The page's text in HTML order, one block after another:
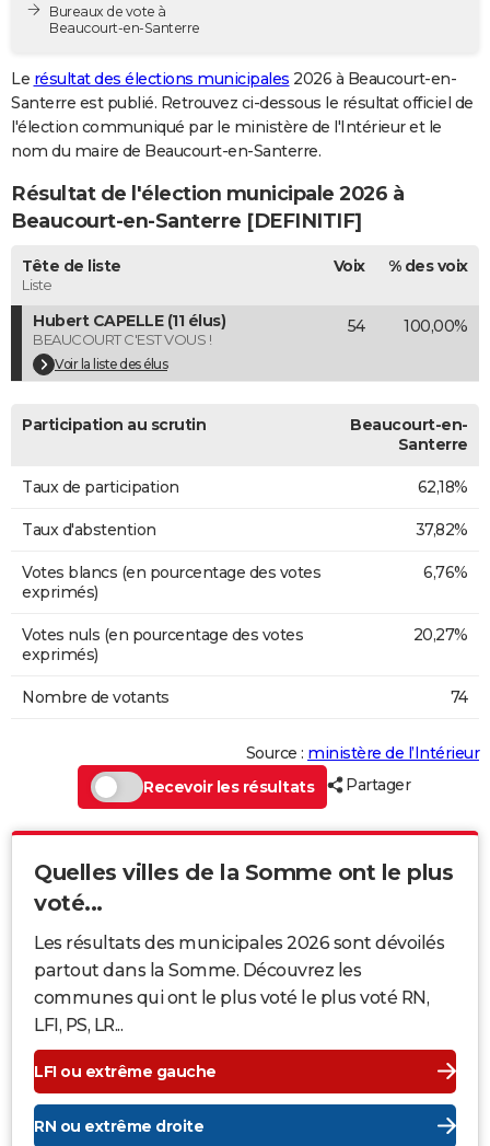
Destinations
City break
Voyage nature
Voyage de noces
Forum
PHOTO
GUIDES D'ACHAT
CARTE DE VOEUX
Carte de Noël
Carte Bonne année
Carte Saint-Valentin
Carte Pâques
Carte d'anniversaire
DICTIONNAIRE
COPAINS D'AVANT
S'inscrire
Se connecter
Lycées
Collèges
Primaires
Universités
Entreprises
Service militaire
Avis de recherche
AVIS DE DÉCÈS
FORUM
Bricolage
Lifestyle
Culture
Sport
Auto
Television
Voyage
Cinema
Bureaux de vote à
Beaucourt-en-Santerre
Le résultat des élections municipales 2026 à Beaucourt-en-
Santerre est publié. Retrouvez ci-dessous le résultat officiel de
l'élection communiqué par le ministère de l'Intérieur et le
nom du maire de Beaucourt-en-Santerre.
Résultat de l'élection municipale 2026 à
Beaucourt-en-Santerre [DEFINITIF]
Tête de liste
Liste
Voix % des voix
Hubert CAPELLE (11 élus)
BEAUCOURT C'EST VOUS !
Voir la liste des élus
54 100,00%
Participation au scrutin
Beaucourt-en-
Santerre
Taux de participation 62,18%
Taux d'abstention 37,82%
Votes blancs (en pourcentage des votes
exprimés)
6,76%
Votes nuls (en pourcentage des votes
exprimés)
20,27%
Nombre de votants 74
Source : ministère de l’Intérieur
Recevoir les résultats
Partager
Quelles villes de la Somme ont le plus
voté...
Les résultats des municipales 2026 sont dévoilés
partout dans la Somme. Découvrez les
communes qui ont le plus voté le plus voté RN,
LFI, PS, LR...
LFI ou extrême gauche
RN ou extrême droite